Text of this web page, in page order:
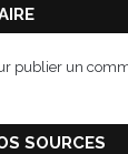
publier un
SOURCES